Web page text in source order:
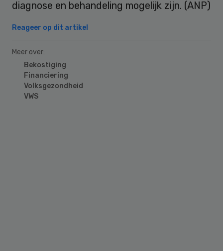
diagnose en behandeling mogelijk zijn. (ANP)
Reageer op dit artikel
Meer over:
Bekostiging
Financiering
Volksgezondheid
VWS